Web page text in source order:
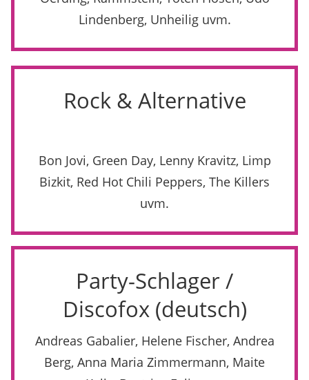
Lindenberg, Unheilig uvm.
Rock & Alternative
Bon Jovi, Green Day, Lenny Kravitz, Limp
Bizkit, Red Hot Chili Peppers, The Killers
uvm.
Party-Schlager /
Discofox (deutsch)
Andreas Gabalier, Helene Fischer, Andrea
Berg, Anna Maria Zimmermann, Maite